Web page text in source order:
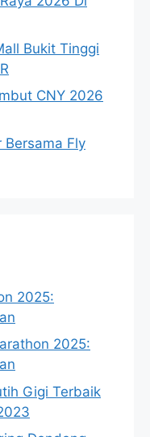
Bukit Tinggi
CNY 2026
Bersama Fly
2025:
2025:
Gigi Terbaik